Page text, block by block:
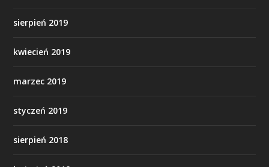
sierpień 2019
kwiecień 2019
marzec 2019
styczeń 2019
sierpień 2018